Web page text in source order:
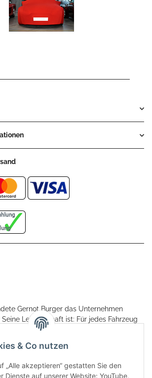
Gernot Burger das Unternehmen
Seine Leidenschaft ist: Für jedes Fahrzeug
- passgenau und individuell.
positiven Kundenrückmeldungen kamen
Reifenschuhe, Hardtopständer hinzu.
werden in Deutschland produziert und
Techniken und Materialien gefertigt.
& Co nutzen
„Alle akzeptieren“ gestatten Sie den
Dienste auf unserer Website: YouTube,